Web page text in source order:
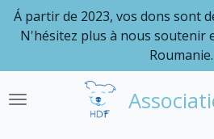
Passer
principal
Á partir de 2023, vos dons sont
N'hésitez plus à nous soutenir
Roumanie.